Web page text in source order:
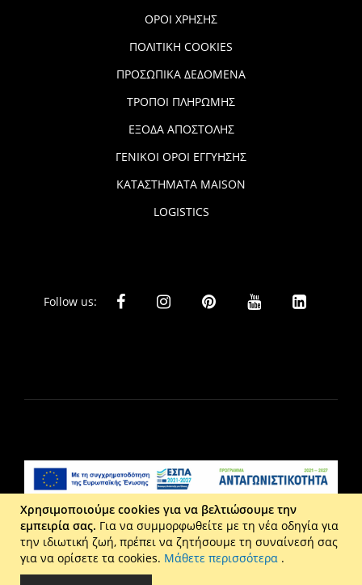
ΟΡΟΙ ΧΡΗΣΗΣ
ΠΟΛΙΤΙΚΗ COOKIES
ΠΡΟΣΩΠΙΚΑ ΔΕΔΟΜΕΝΑ
ΤΡΟΠΟΙ ΠΛΗΡΩΜΗΣ
ΕΞΟΔΑ ΑΠΟΣΤΟΛΗΣ
ΓΕΝΙΚΟΙ ΟΡΟΙ ΕΓΓΥΗΣΗΣ
ΚΑΤΑΣΤΗΜΑΤΑ MAISON
LOGISTICS
Follow us:
Liberta Ε.Π.Ε. - Τ: 2610 201 800 - Ε: eshop@maison.gr -
Γ.Ε.ΜΗ : 036110316000
Copyright © 2026 Maison. All rights reserved.
Χρησιμοποιούμε cookies για να βελτιώσουμε την
εμπειρία σας. Για να συμμορφωθείτε με τη νέα οδηγία για
την ιδιωτική ζωή, πρέπει να ζητήσουμε τη συναίνεσή σας
για να ορίσετε τα cookies. Μάθετε περισσότερα .